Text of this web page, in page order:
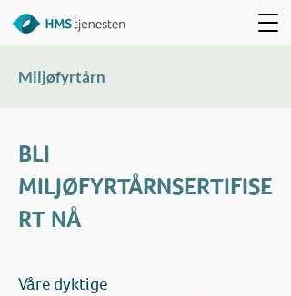
Miljøfyrtårn
BLI
MILJØFYRTÅRNSERTIFISE
RT NÅ
Våre dyktige